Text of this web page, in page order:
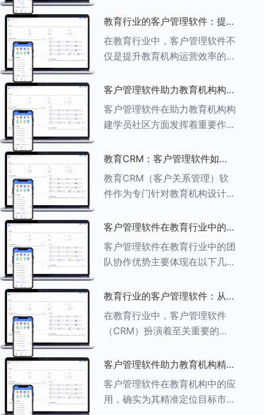
多种渠道，提升教育机构的市场
竞争力、客户满意度和运营效
率。以下是对这一策略的具体分
析： ###
教育行业的客户管理软件：提升
家长参与度的关键
在教育行业中，客户管理软件不
仅是提升教育机构运营效率的重
促进家校合作的关键。以下将详
细探讨如何通过教育行业的客户
管理软件来提升家长的参与度。
###
客户管理软件助力教育机构构建
学员社区
客户管理软件在助力教育机构构
建学员社区方面发挥着重要作
述其助力作用： ###一、学员
信息管理 客户管理软件具备强
大的学员信息管理功能，能够集
中存储
教育CRM：客户管理软件如何
增强教育品牌影响力
教育CRM（客户关系管理）软
件作为专门针对教育机构设计的
影响力方面发挥着重要作用。以
下详细分析教育CRM软件如何
助力提升教育品牌影响力：
###一、
客户管理软件在教育行业中的团
队协作优势
客户管理软件在教育行业中的团
队协作优势主要体现在以下几个
与共享 客户管理软件作为强大
的信息存储库，能够整合并记录
学生的基本信息（如姓名、年
龄、联
教育行业的客户管理软件：从招
生到毕业的全方位管理
在教育行业中，客户管理软件
（CRM）扮演着至关重要的角
全方位管理，提升教育机构的管
理效率和学员满意度。以下是一
些适合教育行业的CRM软件及
其功能特点：
客户管理软件助力教育机构精准
定位目标市场
客户管理软件在教育机构中的应
用，确实为其精准定位目标市场